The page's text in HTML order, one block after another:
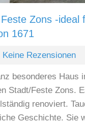
Zons -ideal
1671
Keine Rezensionen
besonderes Haus
Stadt/Feste Zons.
renoviert.
Geschichte. Sie